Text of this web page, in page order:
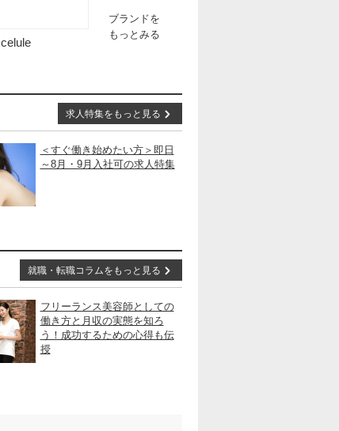
celule
ブランドを
もっとみる
＜すぐ働き始めたい方＞即日
～8月・9月入社可の求人特集
求人特集をもっと見る
フリーランス美容師としての
働き方と月収の実態を知ろ
う！成功するための心得も伝
授
就職・転職コラムをもっと見る